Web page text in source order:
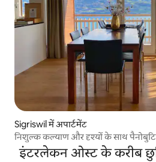
Sigriswil में अपार्टमेंट
निशुल्क कल्याण और दृश्यों के साथ
इंटरलेकन ओस्ट के करीब